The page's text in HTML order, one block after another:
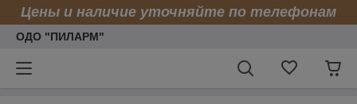
Цены и наличие уточняйте по телефонам
ОДО "ПИЛАРМ"